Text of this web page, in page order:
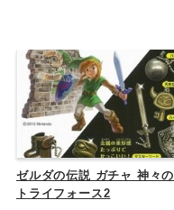
ゼルダの伝説 ガチャ 神々の
トライフォース2